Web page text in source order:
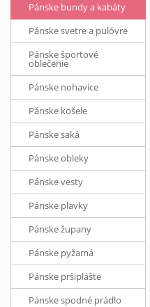
Pánske bundy a kabáty
Pánske svetre a pulóvre
Pánske športové
oblečenie
Pánske nohavice
Pánske košele
Pánske saká
Pánske obleky
Pánske vesty
Pánske plavky
Pánske župany
Pánske pyžamá
Pánske pršiplášte
Pánske spodné prádlo